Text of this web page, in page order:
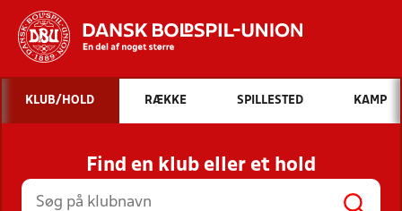
Hvad vil du søge efter?
INDHOLD OG NYHEDER
STILLINGER, RESULTATER, KLUBBER OG
HOLD
KLUB/HOLD RÆKKE SPILLESTED KAMP
Find en klub eller et hold